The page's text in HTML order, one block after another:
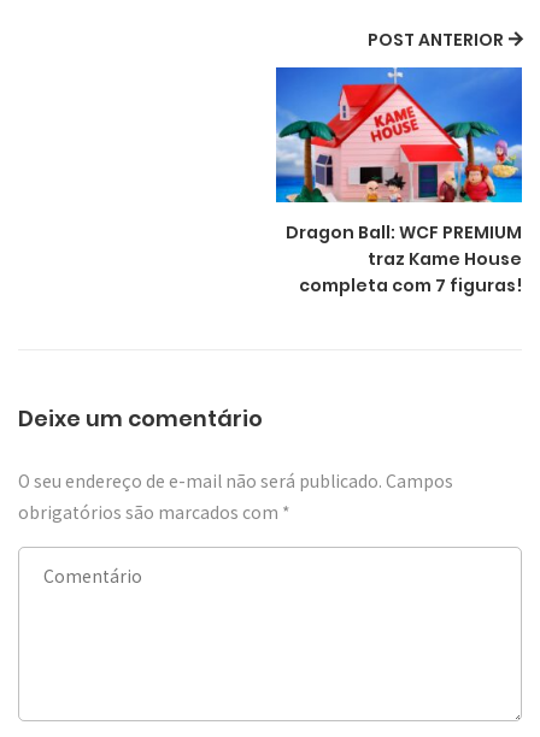
POST ANTERIOR
Dragon Ball: WCF PREMIUM
traz Kame House
completa com 7 figuras!
Deixe um comentário
O seu endereço de e-mail não será publicado. Campos
obrigatórios são marcados com *